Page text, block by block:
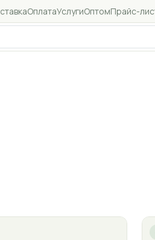
ОплатаУслугиОптомПрайс-